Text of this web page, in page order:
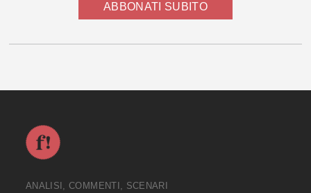
ABBONATI SUBITO
ANALISI, COMMENTI, SCENARI